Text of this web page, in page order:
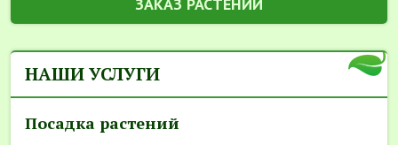
НАШИ УСЛУГИ
Посадка растений